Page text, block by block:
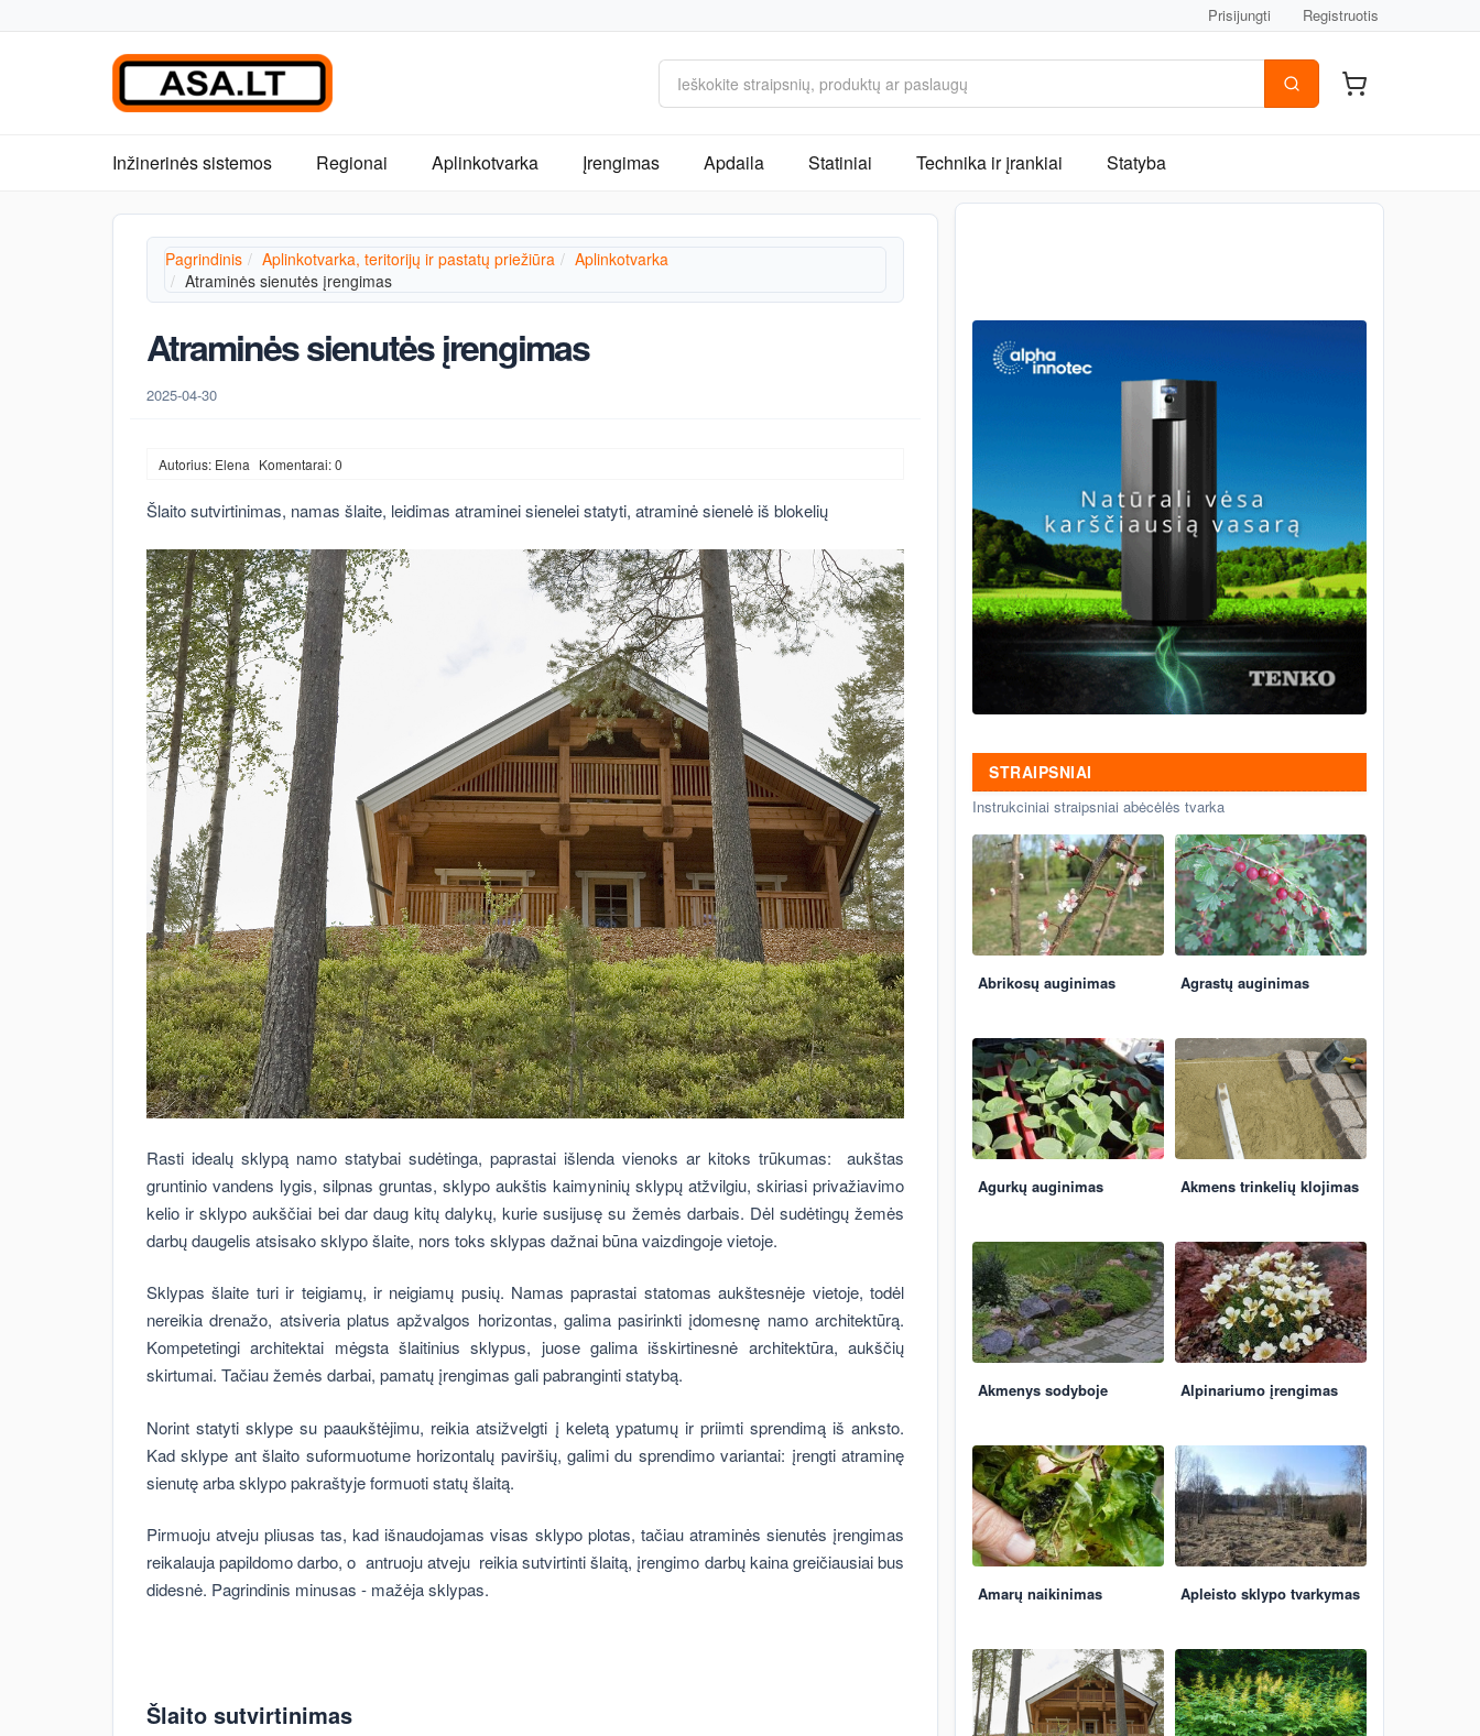
Prisijungti Registruotis
Inžinerinės sistemos Regionai Aplinkotvarka Įrengimas Apdaila Statiniai Technika ir įrankiai Statyba
Pagrindinis Aplinkotvarka, teritorijų ir pastatų priežiūra
Aplinkotvarka
Atraminės sienutės įrengimas
Atraminės sienutės įrengimas
2025-04-30
Autorius: Elena Komentarai: 0
Šlaito sutvirtinimas, namas šlaite, leidimas atraminei sienelei statyti, atraminė sienelė iš blokelių
Rasti idealų sklypą namo statybai sudėtinga, paprastai išlenda vienoks ar kitoks trūkumas: aukštas
gruntinio vandens lygis, silpnas gruntas, sklypo aukštis kaimyninių sklypų atžvilgiu, skiriasi privažiavimo
kelio ir sklypo aukščiai bei dar daug kitų dalykų, kurie susijusę su žemės darbais. Dėl sudėtingų žemės
darbų daugelis atsisako sklypo šlaite, nors toks sklypas dažnai būna vaizdingoje vietoje.
Sklypas šlaite turi ir teigiamų, ir neigiamų pusių. Namas paprastai statomas aukštesnėje vietoje, todėl
nereikia drenažo, atsiveria platus apžvalgos horizontas, galima pasirinkti įdomesnę namo architektūrą.
Kompetetingi architektai mėgsta šlaitinius sklypus, juose galima išskirtinesnė architektūra, aukščių
skirtumai. Tačiau žemės darbai, pamatų įrengimas gali pabranginti statybą.
Norint statyti sklype su paaukštėjimu, reikia atsižvelgti į keletą ypatumų ir priimti sprendimą iš anksto.
Kad sklype ant šlaito suformuotume horizontalų paviršių, galimi du sprendimo variantai: įrengti atraminę
sienutę arba sklypo pakraštyje formuoti statų šlaitą.
Pirmuoju atveju pliusas tas, kad išnaudojamas visas sklypo plotas, tačiau atraminės sienutės įrengimas
reikalauja papildomo darbo, o antruoju atveju reikia sutvirtinti šlaitą, įrengimo darbų kaina greičiausiai bus
didesnė. Pagrindinis minusas - mažėja sklypas.
Šlaito sutvirtinimas
STRAIPSNIAI
Instrukciniai straipsniai abėcėlės tvarka
Abrikosų auginimas Agrastų auginimas
Agurkų auginimas Akmens trinkelių klojimas
Akmenys sodyboje Alpinariumo įrengimas
Amarų naikinimas Apleisto sklypo tvarkymas